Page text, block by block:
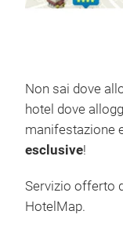
Non sai dove
hotel dove
manifestazione
esclusive!
Servizio offerto
HotelMap.